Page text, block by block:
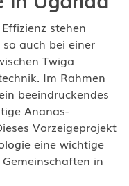
stehen
auch bei einer
Twiga
Im Rahmen
beeindruckendes
Ananas-
Vorzeigeprojekt
eine wichtige
in